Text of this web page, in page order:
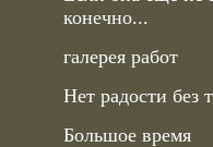
конечно...
галерея работ
Нет радости без
Большое время